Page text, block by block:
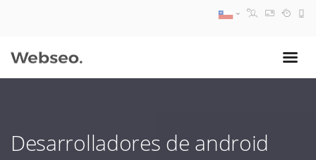
Desarrolladores de android
09:30 AM A 18:30 PM